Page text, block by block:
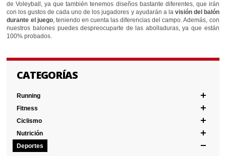
de Voleyball, ya que también tenemos diseños bastante diferentes, que irán
con los gustos de cada uno de los jugadores y ayudarán a la visión del balón
durante el juego, teniendo en cuenta las diferencias del campo. Además, con
nuestros balones puedes despreocuparte de las abolladuras, ya que están
100% probados.
CATEGORÍAS
Running
Fitness
Ciclismo
Nutrición
Deportes